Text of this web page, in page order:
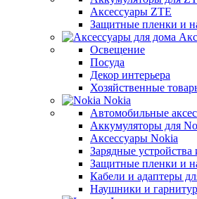
Аксессуары ZTE
Защитные пленки и
Освещение
Посуда
Декор интерьера
Хозяйственные
Nokia
Автомобильные
Аккумуляторы для
Аксессуары Nokia
Зарядные
Защитные пленки и
Кабели и адаптеры
Наушники и